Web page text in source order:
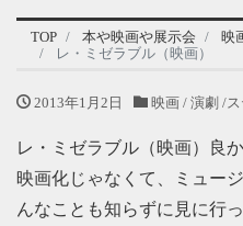
TOP 本や映画や展示会
映
レ・ミゼラブル（映画）
2013年1月2日 映画 / 演劇 /
レ・ミゼラブル（映画）良
映画化じゃなくて、ミュー
んなことも知らずに見に行っ